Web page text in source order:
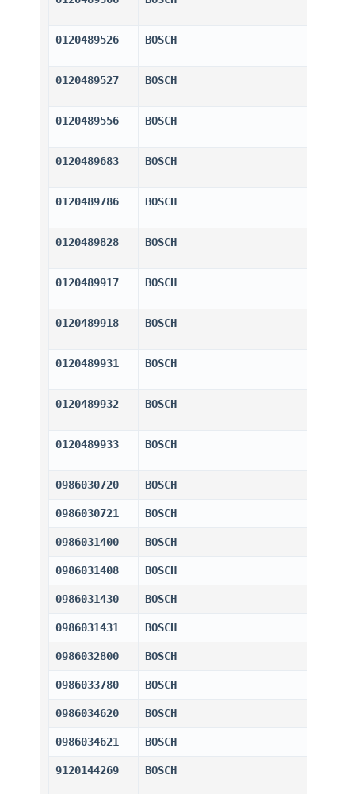
0120489526 BOSCH
0120489527 BOSCH
0120489556 BOSCH
0120489683 BOSCH
0120489786 BOSCH
0120489828 BOSCH
0120489917 BOSCH
0120489918 BOSCH
0120489931 BOSCH
0120489932 BOSCH
0120489933 BOSCH
0986030720 BOSCH
0986030721 BOSCH
0986031400 BOSCH
0986031408 BOSCH
0986031430 BOSCH
0986031431 BOSCH
0986032800 BOSCH
0986033780 BOSCH
0986034620 BOSCH
0986034621 BOSCH
9120144269 BOSCH